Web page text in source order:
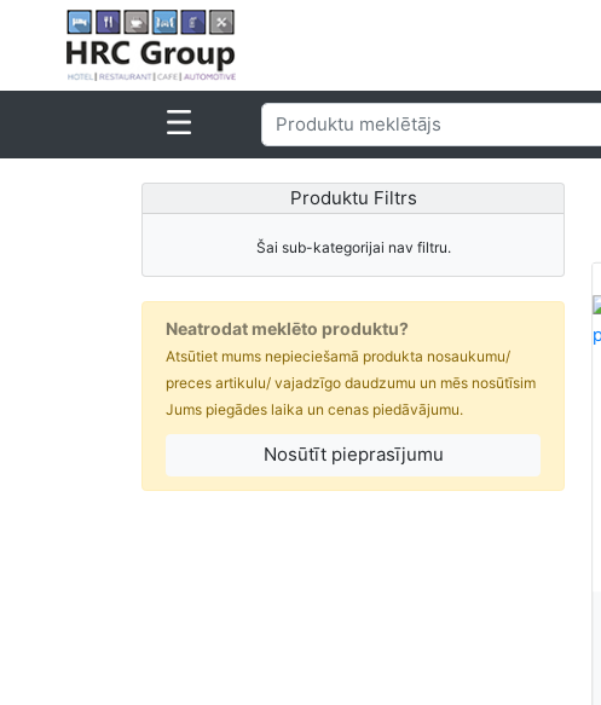
Produktu Filtrs
Šai sub-kategorijai nav filtru.
Neatrodat meklēto produktu?
Atsūtiet mums nepieciešamā produkta nosaukumu/
preces artikulu/ vajadzīgo daudzumu un mēs nosūtīsim
Jums piegādes laika un cenas piedāvājumu.
Nosūtīt pieprasījumu